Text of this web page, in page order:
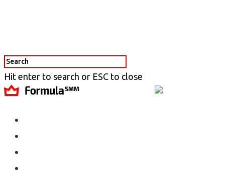
Hit enter to search or ESC to close